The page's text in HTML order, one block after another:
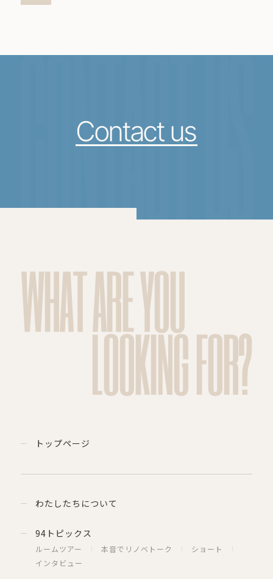
CONTACT US
Contact us
WHAT ARE YOU
LOOKING FOR?
トップページ
わたしたちについて
94トピックス
ルームツアー 本音でリノベトーク
ショート
インタビュー